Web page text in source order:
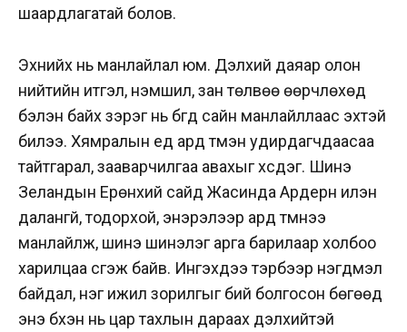
шаардлагатай болов.
Эхнийх нь манлайлал юм. Дэлхий даяар олон
нийтийн итгэл, үнэмшил, зан төлвөө өөрчлөхөд
бэлэн байх зэрэг нь бүгд сайн манлайллаас эхтэй
билээ. Хямралын үед ард түмэн удирдагчдаасаа
тайтгарал, зааварчилгаа авахыг хүсдэг. Шинэ
Зеландын Ерөнхий сайд Жасинда Ардерн илэн
далангүй, тодорхой, энэрэлээр ард түмнээ
манлайлж, шинэ шинэлэг арга барилаар холбоо
харилцаа үүсгэж байв. Ингэхдээ тэрбээр нэгдмэл
байдал, нэг ижил зорилгыг бий болгосон бөгөөд
энэ бүхэн нь цар тахлын дараах дэлхийтэй